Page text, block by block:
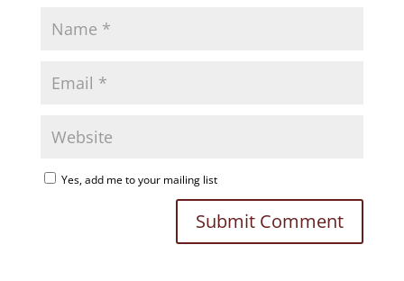
Yes, add me to your mailing list